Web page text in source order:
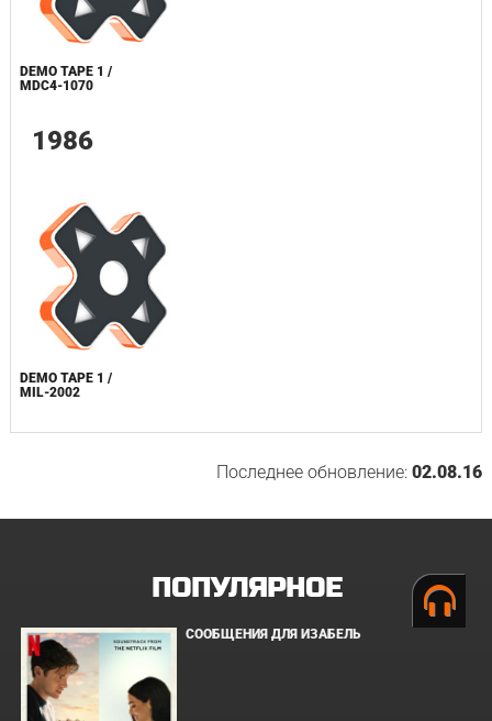
DEMO TAPE 1 /
MDC4-1070
1986
DEMO TAPE 1 /
MIL-2002
Последнее обновление:02.08.16
ПОПУЛЯРНОЕ
СООБЩЕНИЯ ДЛЯ ИЗАБЕЛЬ